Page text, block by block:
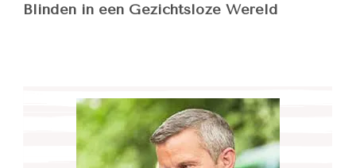
Blinden in een Gezichtsloze Wereld